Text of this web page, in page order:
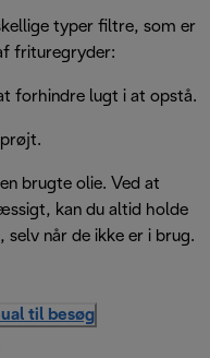
typer filtre, som er
frituregryder:
forhindre lugt i at opstå.
brugte olie. Ved at
kan du altid holde
når de ikke er i brug.
til besøg